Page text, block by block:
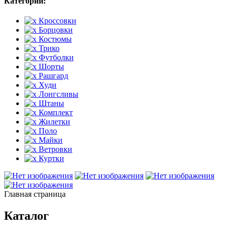
Кроссовки
Борцовки
Костюмы
Трико
Футболки
Шорты
Рашгард
Худи
Лонгсливы
Штаны
Комплект
Жилетки
Поло
Майки
Ветровки
Куртки
Главная страница
Каталог